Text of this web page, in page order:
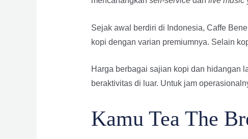
Sejak awal berdiri di Indonesia, Caffe
kopi dengan varian premiumnya. Selain
Harga berbagai sajian kopi dan hidangan
beraktivitas di luar. Untuk jam
Kamu Tea The